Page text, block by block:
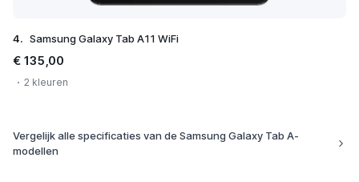
4. Samsung Galaxy Tab A11 WiFi
€ 135,00
2 kleuren
Vergelijk alle specificaties van de Samsung Galaxy Tab A-
modellen